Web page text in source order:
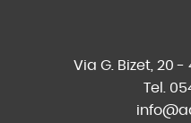
Via G. Bizet, 20 -
Tel.